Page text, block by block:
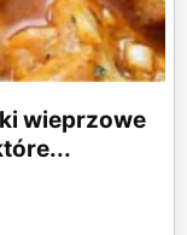
wieprzowe